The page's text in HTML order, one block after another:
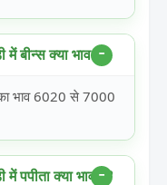
क्या भाव है?
भाव 6020 से 7000
क्या भाव है?